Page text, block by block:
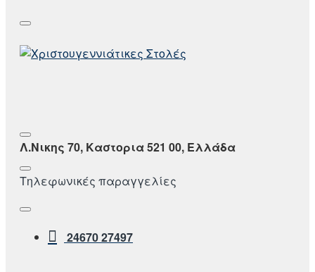
Λ.Νικης 70, Καστορια 521 00, Ελλάδα
Τηλεφωνικές παραγγελίες
24670 27497